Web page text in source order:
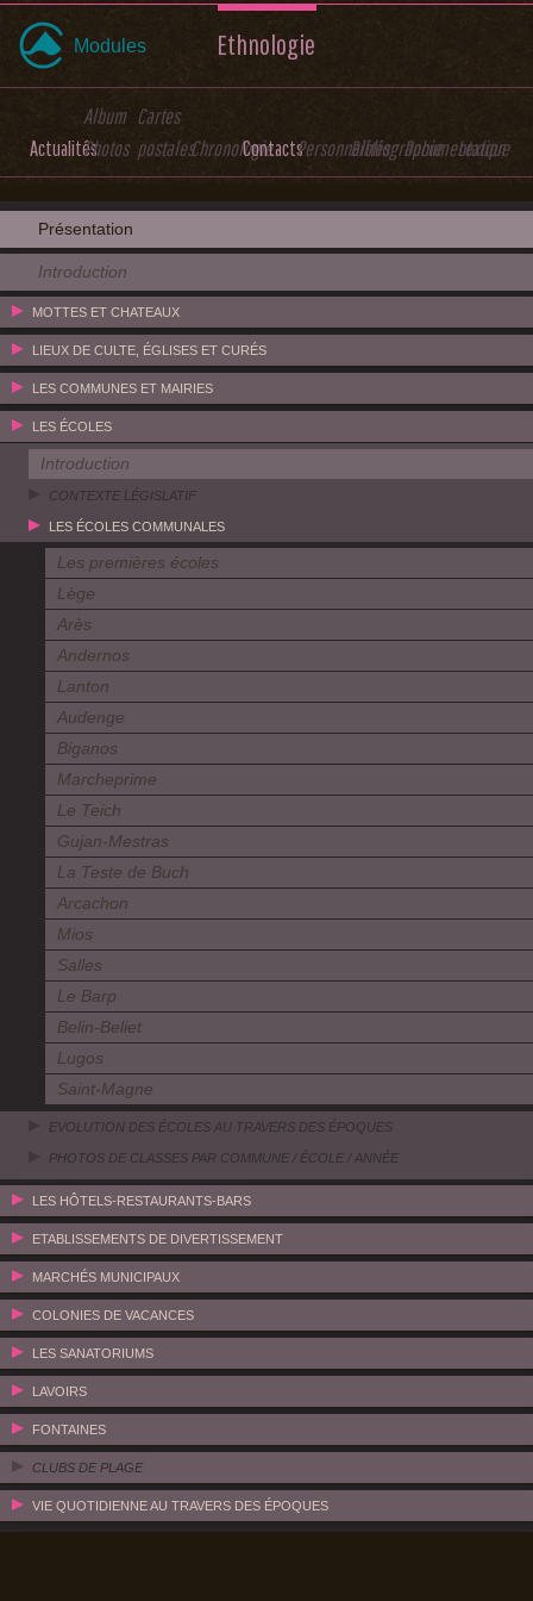
Modules Ethnologie
Actualités
Album
Photos
Cartes
postalesChronologieContactsPersonnalitésBibliographieDocumentation
Lexique
Présentation
Introduction
MOTTES ET CHATEAUX
LIEUX DE CULTE, ÉGLISES ET CURÉS
LES COMMUNES ET MAIRIES
LES ÉCOLES
Introduction
CONTEXTE LÉGISLATIF
LES ÉCOLES COMMUNALES
Les premières écoles
Lège
Arès
Andernos
Lanton
Audenge
Biganos
Marcheprime
Le Teich
Gujan-Mestras
La Teste de Buch
Arcachon
Mios
Salles
Le Barp
Belin-Beliet
Lugos
Saint-Magne
EVOLUTION DES ÉCOLES AU TRAVERS DES ÉPOQUES
PHOTOS DE CLASSES PAR COMMUNE / ÉCOLE / ANNÉE
LES HÔTELS-RESTAURANTS-BARS
ETABLISSEMENTS DE DIVERTISSEMENT
MARCHÉS MUNICIPAUX
COLONIES DE VACANCES
LES SANATORIUMS
LAVOIRS
FONTAINES
CLUBS DE PLAGE
VIE QUOTIDIENNE AU TRAVERS DES ÉPOQUES